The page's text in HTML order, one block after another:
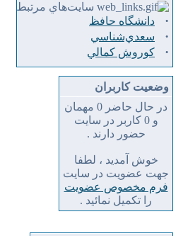
سايت‌هاي مرتبط
· دانشگاه حافظ
· سعدي‌شناسي
· كوروش كمالي
وضعیت کاربران
در حال حاضر 0 مهمان
و 0 کاربر در سایت
حضور دارند .
خوش آمدید ، لطفا
جهت عضویت در سایت
فرم مخصوص عضویت
را تکمیل نمائید .